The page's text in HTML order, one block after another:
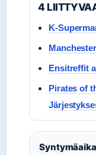
4
K-
Ensitreffit
Pirates of